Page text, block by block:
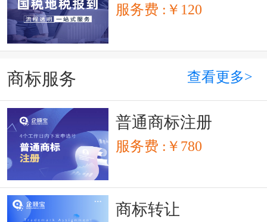
服务费 :￥120
商标服务 查看更多>
普通商标注册
服务费 :￥780
商标转让